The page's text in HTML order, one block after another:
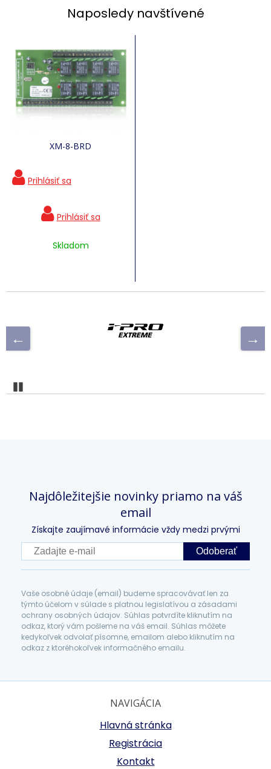
Naposledy navštívené
XM-8-BRD
Skladom
Najdôležitejšie novinky priamo na váš
email
Získajte zaujímavé informácie vždy medzi prvými
Odoberať
Vaše osobné údaje (email) budeme spracovávať len za
týmto účelom v súlade s platnou legislatívou a zásadami
ochrany osobných údajov. Súhlas potvrdíte kliknutím na
odkaz, ktorý vám pošleme na váš email. Súhlas môžete
kedykoľvek odvolať písomne, emailom alebo kliknutím na
odkaz z ktoréhokoľvek informačného emailu.
NAVIGÁCIA
Hlavná stránka
Registrácia
Kontakt